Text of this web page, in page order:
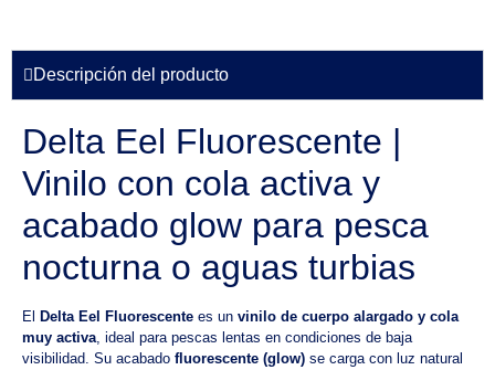
Descripción del producto
Delta Eel Fluorescente |
Vinilo con cola activa y
acabado glow para pesca
nocturna o aguas turbias
El Delta Eel Fluorescente es un vinilo de cuerpo alargado y cola
muy activa, ideal para pescas lentas en condiciones de baja
visibilidad. Su acabado fluorescente (glow) se carga con luz natural